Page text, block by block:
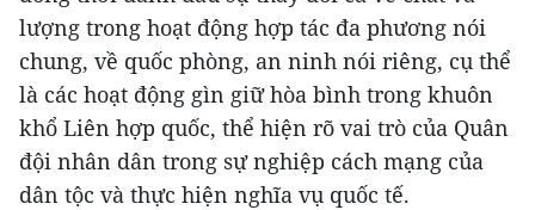
lượng trong hoạt động hợp tác đa phương nói
chung, về quốc phòng, an ninh nói riêng, cụ thể
là các hoạt động gìn giữ hòa bình trong khuôn
khổ Liên hợp quốc, thể hiện rõ vai trò của Quân
đội nhân dân trong sự nghiệp cách mạng của
dân tộc và thực hiện nghĩa vụ quốc tế.